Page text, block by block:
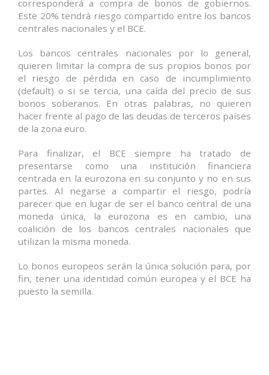
corresponderá a compra de bonos de gobiernos.
Este 20% tendrá riesgo compartido entre los bancos
centrales nacionales y el BCE.
Los bancos centrales nacionales por lo general,
quieren limitar la compra de sus propios bonos por
el riesgo de pérdida en caso de incumplimiento
(default) o si se tercia, una caída del precio de sus
bonos soberanos. En otras palabras, no quieren
hacer frente al pago de las deudas de terceros países
de la zona euro.
Para finalizar, el BCE siempre ha tratado de
presentarse como una institución financiera
centrada en la eurozona en su conjunto y no en sus
partes. Al negarse a compartir el riesgo, podría
parecer que en lugar de ser el banco central de una
moneda única, la eurozona es en cambio, una
coalición de los bancos centrales nacionales que
utilizan la misma moneda.
Lo bonos europeos serán la única solución para, por
fin, tener una identidad común europea y el BCE ha
puesto la semilla.